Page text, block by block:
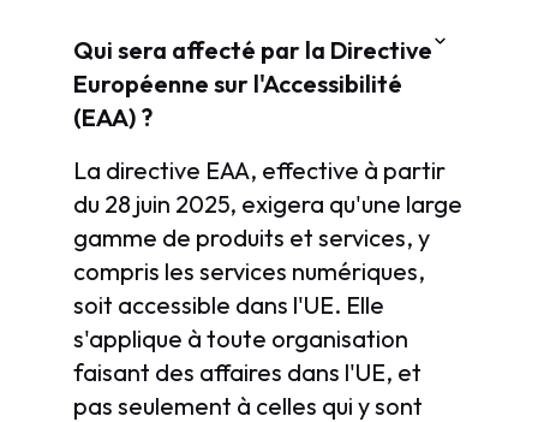
Qui sera affecté par la Directive
Européenne sur l'Accessibilité
(EAA) ?
La directive EAA, effective à partir
du 28 juin 2025, exigera qu'une large
gamme de produits et services, y
compris les services numériques,
soit accessible dans l'UE. Elle
s'applique à toute organisation
faisant des affaires dans l'UE, et
pas seulement à celles qui y sont